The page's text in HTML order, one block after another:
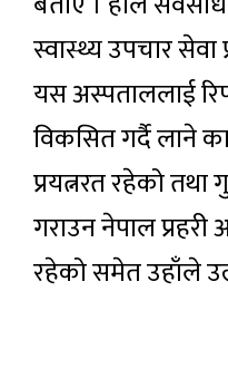
स्वास्थ्य उपचार सेवा
यस अस्पताललाई
विकसित गर्दै लाने
प्रयत्नरत रहेको
गराउन नेपाल
रहेको समेत उहाँले